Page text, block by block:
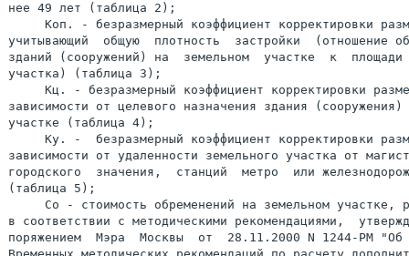
нее 49 лет (таблица 2);
Коп. - безразмерный коэффициент корректировки
учитывающий  общую  плотность  застройки  (отношение
зданий (сооружений) на  земельном  участке  к  площади
участка) (таблица 3);
Кц. - безразмерный коэффициент корректировки
зависимости от целевого назначения здания (сооружения)
участке (таблица 4);
Ку. -  безразмерный коэффициент корректировки
зависимости от удаленности земельного участка от
городского  значения,  станций  метро  или
(таблица 5);
Со - стоимость обременений на земельном участке,
в соответствии с методическими рекомендациями,
поряжением  Мэра  Москвы  от  28.11.2000 N 1244-РМ "Об